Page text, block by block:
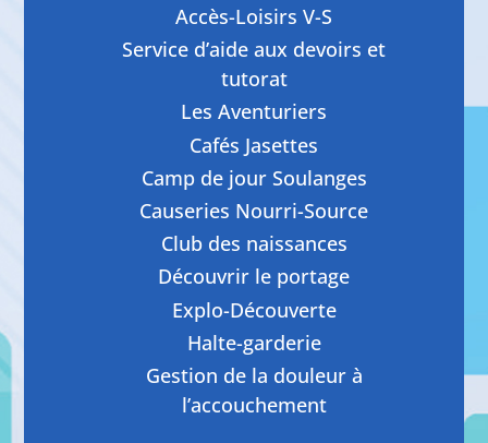
Accès-Loisirs V-S
Service d’aide aux devoirs et
tutorat
Les Aventuriers
Cafés Jasettes
Camp de jour Soulanges
Causeries Nourri-Source
Club des naissances
Découvrir le portage
Explo-Découverte
Halte-garderie
Gestion de la douleur à
l’accouchement